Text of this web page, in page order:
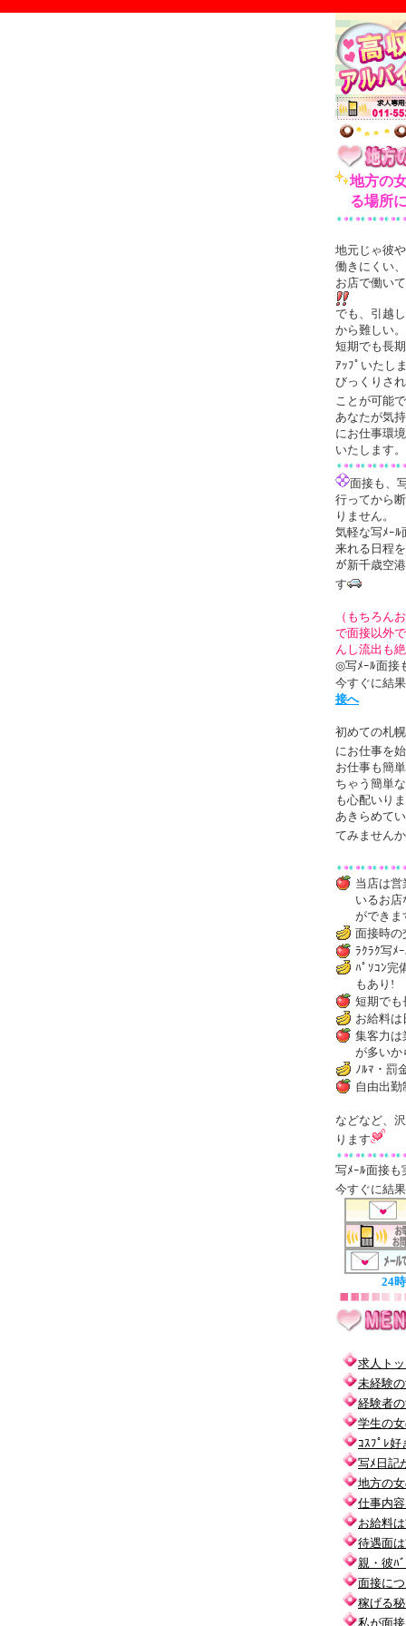
地方の
る場所
地元じゃ彼
働きにくい
お店で働い
でも、引越
から難しい
短期でも長
ｱｯﾌﾟいたし
びっくりさ
ことが可能
あなたが気
にお仕事環
いたします。
面接も、
行ってから
りません。
気軽な写ﾒｰﾙ
来れる日程
が新千歳空
す
（もちろん
で面接以外
んし流出も
◎写ﾒｰﾙ面接
今すぐに結
接へ
初めての札
にお仕事を
お仕事も簡
ちゃう簡単
も心配いり
あきらめて
てみませんか
当店は
いるお
ができま
面接時の
ﾗｸﾗｸ写ﾒ
ﾊﾟｿｺﾝ完
もあり!
短期でも
お給料は
集客力は
が多いか
ﾉﾙﾏ・罰
自由出勤
などなど、
ります
写ﾒｰﾙ面接も
今すぐに結
24
求人ト
未経験
経験者
学生の
ｺｽﾌﾟﾚ好
写ﾒ日記
地方の
仕事内
お給料は
待遇面は
親・彼ﾊ
面接に
稼げる
私が面